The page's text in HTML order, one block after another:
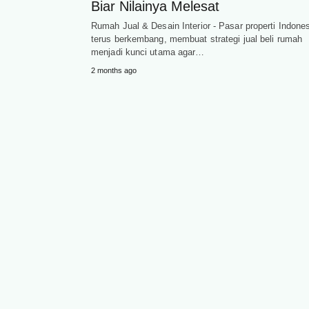
Biar Nilainya Melesat
Rumah Jual & Desain Interior - Pasar properti
terus berkembang, membuat strategi jual beli rumah
menjadi kunci utama agar…
2 months ago